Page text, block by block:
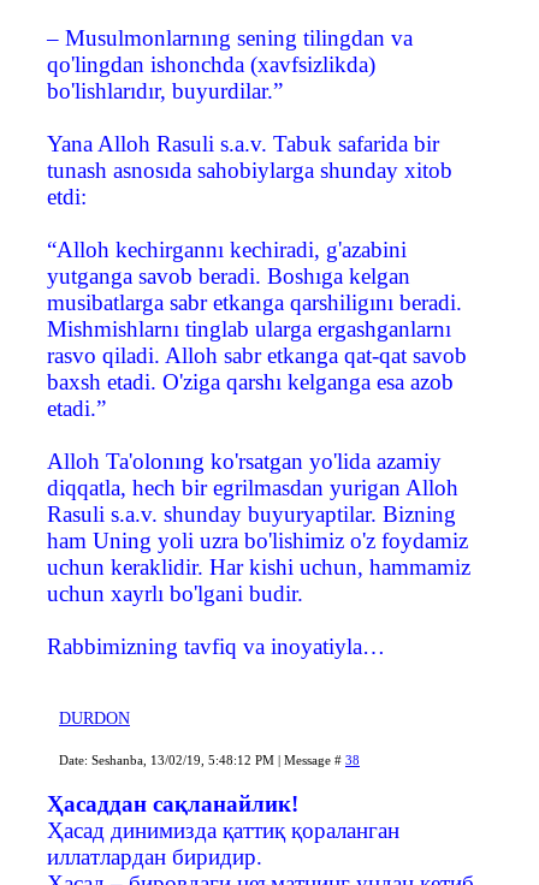
– Musulmonlarnıng sening tilingdan va
qo'lingdan ishonchda (xavfsizlikda)
bo'lishlarıdır, buyurdilar.”
Yana Alloh Rasuli s.a.v. Tabuk safarida bir
tunash asnosıda sahobiylarga shunday xitob
etdi:
“Alloh kechirgannı kechiradi, g'azabini
yutganga savob beradi. Boshıga kelgan
musibatlarga sabr etkanga qarshiligını beradi.
Mishmishlarnı tinglab ularga ergashganlarnı
rasvo qiladi. Alloh sabr etkanga qat-qat savob
baxsh etadi. O'ziga qarshı kelganga esa azob
etadi.”
Alloh Ta'olonıng ko'rsatgan yo'lida azamiy
diqqatla, hech bir egrilmasdan yurigan Alloh
Rasuli s.a.v. shunday buyuryaptilar. Bizning
ham Uning yoli uzra bo'lishimiz o'z foydamiz
uchun keraklidir. Har kishi uchun, hammamiz
uchun xayrlı bo'lgani budir.
Rabbimizning tavfiq va inoyatiyla…
DURDON
Date: Seshanba, 13/02/19, 5:48:12 PM | Message # 38
Ҳасаддан сақланайлик!
Ҳасад динимизда қаттиқ қораланган
иллатлардан биридир.